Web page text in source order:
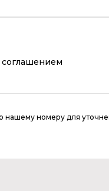
соглашением
нашему номеру для